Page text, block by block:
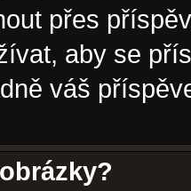
přes
aby se
váš